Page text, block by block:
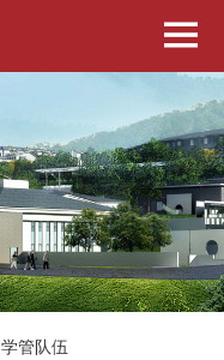
学管队伍